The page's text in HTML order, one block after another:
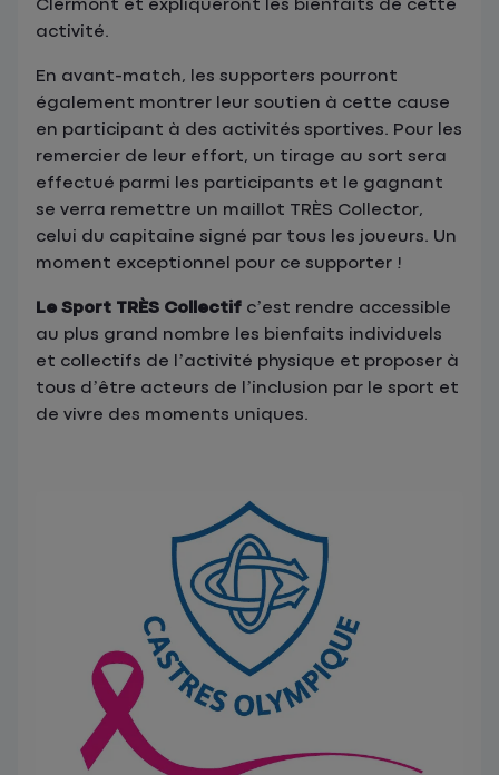
Clermont et expliqueront les bienfaits de cette
activité.
En avant-match, les supporters pourront
également montrer leur soutien à cette cause
en participant à des activités sportives. Pour les
remercier de leur effort, un tirage au sort sera
effectué parmi les participants et le gagnant
se verra remettre un maillot TRÈS Collector,
celui du capitaine signé par tous les joueurs. Un
moment exceptionnel pour ce supporter !
Le Sport TRÈS Collectif c’est rendre accessible
au plus grand nombre les bienfaits individuels
et collectifs de l’activité physique et proposer à
tous d’être acteurs de l’inclusion par le sport et
de vivre des moments uniques.